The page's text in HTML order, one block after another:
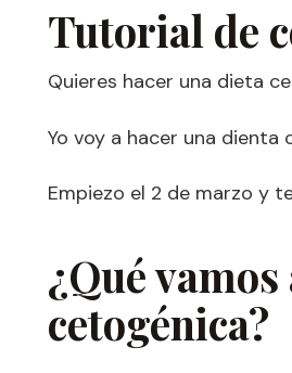
Tutorial de
Quieres hacer una dieta
Yo voy a hacer una dienta
Empiezo el 2 de marzo y
¿Qué
cetogénica?